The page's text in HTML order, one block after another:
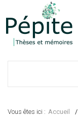
Vous êtes ici : Accueil